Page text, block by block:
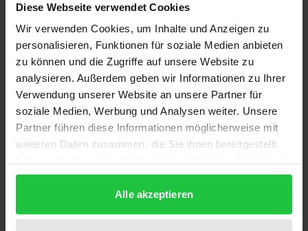
Diese Webseite verwendet Cookies
Wir verwenden Cookies, um Inhalte und Anzeigen zu
personalisieren, Funktionen für soziale Medien anbieten
zu können und die Zugriffe auf unsere Website zu
analysieren. Außerdem geben wir Informationen zu Ihrer
Verwendung unserer Website an unsere Partner für
soziale Medien, Werbung und Analysen weiter. Unsere
Partner führen diese Informationen möglicherweise mit
weiteren Daten zusammen, die Sie ihnen bereitgestellt
gesammelt haben.
Alle akzeptieren
Zuordnung und Verbindung zwischen Europarecht
und nationalem Recht wider. Der jeweilige Stand der
Integration kann nicht festgehalten werden, es sind
jeweils nur Momentaufnahmen möglich. In keinem
anderen Bereich wird die Dynamik des Rechts – law
in action – so deutlich wie hier. Als Ausdruck der
allgemeinen Verhältnisfrage ist die Aufnahme der
gemeinschaftsrechtlichen Staatshaftung in einen
größeren Zusammenhang einzuordnen, so dass die
Entwicklung der Verhältnisfrage in Deutschland,